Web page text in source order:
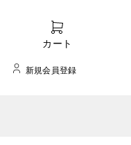
カート
新規会員登録